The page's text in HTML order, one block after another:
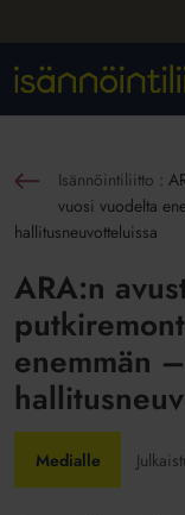
Isännöintiliitto :
vuosi vuodelta
hallitusneuvotteluissa
ARA:n
enemmän
Medialle